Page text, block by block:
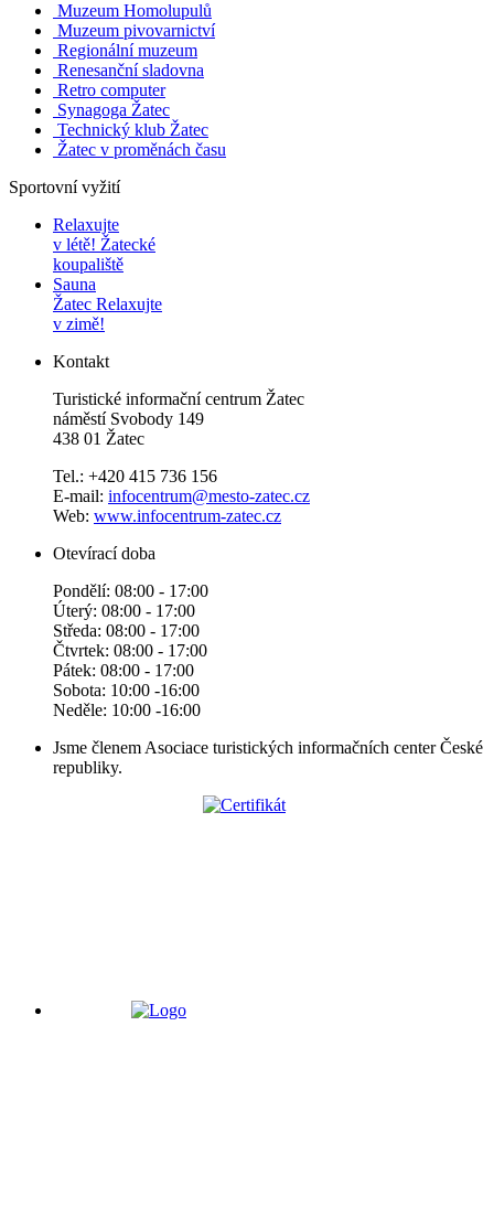
Muzeum Homolupulů
Muzeum pivovarnictví
Regionální muzeum
Renesanční sladovna
Retro computer
Synagoga Žatec
Technický klub Žatec
Žatec v proměnách času
Sportovní vyžití
Relaxujte
v létě! Žatecké
koupaliště
Sauna
Žatec Relaxujte
v zimě!
Kontakt
Turistické informační centrum Žatec
náměstí Svobody 149
438 01 Žatec
Tel.: +420 415 736 156
E-mail: infocentrum@mesto-zatec.cz
Web: www.infocentrum-zatec.cz
Otevírací doba
Pondělí: 08:00 - 17:00
Úterý: 08:00 - 17:00
Středa: 08:00 - 17:00
Čtvrtek: 08:00 - 17:00
Pátek: 08:00 - 17:00
Sobota: 10:00 -16:00
Neděle: 10:00 -16:00
Jsme členem Asociace turistických informačních center České
republiky.